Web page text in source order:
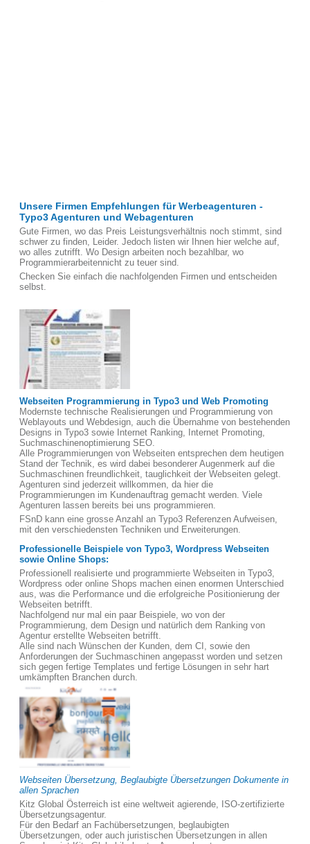
Unsere Firmen Empfehlungen für Werbeagenturen -
Typo3 Agenturen und Webagenturen
Gute Firmen, wo das Preis Leistungsverhältnis noch stimmt, sind
schwer zu finden, Leider. Jedoch listen wir Ihnen hier welche auf,
wo alles zutrifft. Wo Design arbeiten noch bezahlbar, wo
Programmierarbeitennicht zu teuer sind.
Checken Sie einfach die nachfolgenden Firmen und entscheiden
selbst.
Webseiten Programmierung in Typo3 und Web Promoting
Modernste technische Realisierungen und Programmierung von
Weblayouts und Webdesign, auch die Übernahme von bestehenden
Designs in Typo3 sowie Internet Ranking, Internet Promoting,
Suchmaschinenoptimierung SEO.
Alle Programmierungen von Webseiten entsprechen dem heutigen
Stand der Technik, es wird dabei besonderer Augenmerk auf die
Suchmaschinen freundlichkeit, tauglichkeit der Webseiten gelegt.
Agenturen sind jederzeit willkommen, da hier die
Programmierungen im Kundenauftrag gemacht werden. Viele
Agenturen lassen bereits bei uns programmieren.
FSnD kann eine grosse Anzahl an Typo3 Referenzen Aufweisen,
mit den verschiedensten Techniken und Erweiterungen.
Professionelle Beispiele von Typo3, Wordpress Webseiten
sowie Online Shops:
Professionell realisierte und programmierte Webseiten in Typo3,
Wordpress oder online Shops machen einen enormen Unterschied
aus, was die Performance und die erfolgreiche Positionierung der
Webseiten betrifft.
Nachfolgend nur mal ein paar Beispiele, wo von der
Programmierung, dem Design und natürlich dem Ranking von
Agentur erstellte Webseiten betrifft.
Alle sind nach Wünschen der Kunden, dem CI, sowie den
Anforderungen der Suchmaschinen angepasst worden und setzen
sich gegen fertige Templates und fertige Lösungen in sehr hart
umkämpften Branchen durch.
Webseiten Übersetzung, Beglaubigte Übersetzungen Dokumente in
allen Sprachen
Kitz Global Österreich ist eine weltweit agierende, ISO-zertifizierte
Übersetzungsagentur.
Für den Bedarf an Fachübersetzungen, beglaubigten
Übersetzungen, oder auch juristischen Übersetzungen in allen